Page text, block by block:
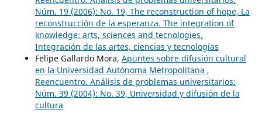
Núm. 19 (2006): No. 19, The reconstruction of hope, La
reconstrucción de la esperanza. The integration of
knowledge: arts, sciences and tecnologies,
Integración de las artes, ciencias y tecnologías
Felipe Gallardo Mora, Apuntes sobre difusión cultural
en la Universidad Autónoma Metropolitana ,
Reencuentro. Análisis de problemas universitarios:
Núm. 39 (2004): No. 39, Universidad y difusión de la
cultura